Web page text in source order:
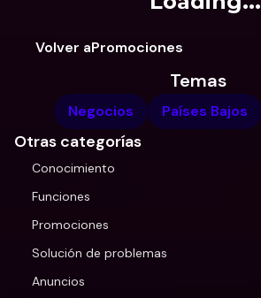
Volver aPromociones
Temas
Negocios Países Bajos
Otras categorías
Conocimiento
Funciones
Promociones
Solución de problemas
Anuncios